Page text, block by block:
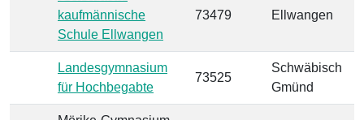
kaufmännische
Schule Ellwangen
73479 Ellwangen
Landesgymnasium
für Hochbegabte
73525
Schwäbisch
Gmünd